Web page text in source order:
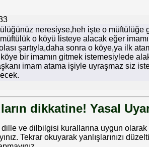
neresiyse,heh işte o müftülüğe
o köyü listeye alacak eğer
şartıyla,daha sonra o köye,ya ilk
bir imamın gitmek istemesiylede
imam atama işiyle uyraşmaz siz
dikkatine! Yasal
dille ve dilbilgisi kurallarına uygun olarak
Tekrar okuyarak yanlışlarınızı